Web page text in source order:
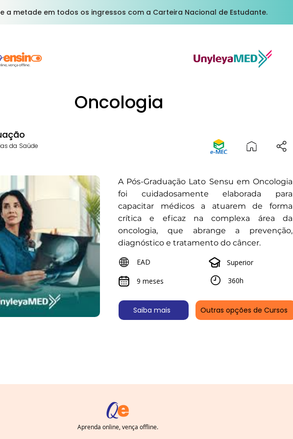
a metade em todos os ingressos com a Carteira Nacional de Estudante.
Oncologia
da Saúde
A Pós-Graduação Lato Sensu em Oncologia
foi cuidadosamente elaborada para
capacitar médicos a atuarem de forma
crítica e eficaz na complexa área da
oncologia, que abrange a prevenção,
diagnóstico e tratamento do câncer.
EAD
Superior
9 meses
360h
Saiba mais Outras opções de Cursos
Aprenda online, vença offline.